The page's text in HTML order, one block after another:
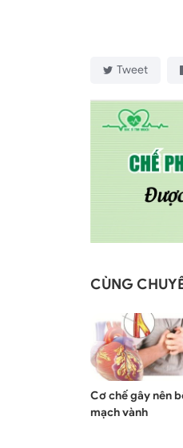
Tweet
CÙNG
Cơ chế gây nên
mạch vành